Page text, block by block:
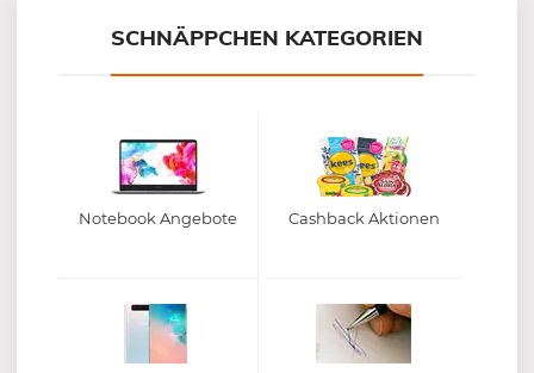
SCHNÄPPCHEN KATEGORIEN
Notebook Angebote Cashback Aktionen